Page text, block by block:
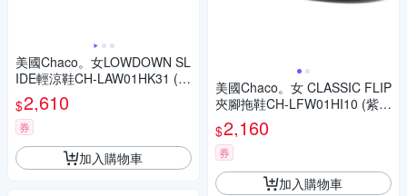
美國Chaco。女LOWDOWN SL
IDE輕涼鞋CH-LAW01HK31 (紫
色花瓣)
$2,610
券
加入購物車
美國Chaco。女 CLASSIC FLIP
夾腳拖鞋CH-LFW01HI10 (紫線
恆美)
$2,160
券
加入購物車